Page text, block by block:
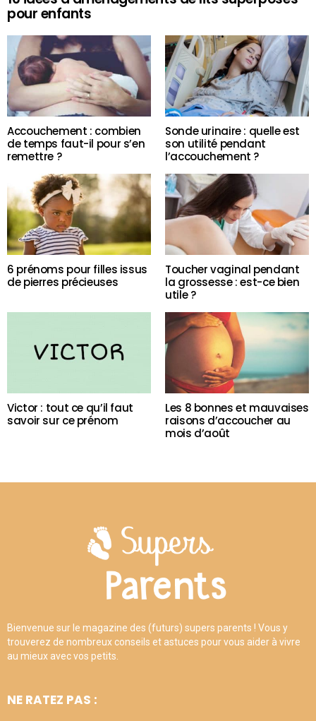
pour enfants
Accouchement : combien
de temps faut-il pour s’en
remettre ?
Sonde urinaire : quelle est
son utilité pendant
l’accouchement ?
6 prénoms pour filles issus
de pierres précieuses
Toucher vaginal pendant
la grossesse : est-ce bien
utile ?
Victor : tout ce qu’il faut
savoir sur ce prénom
Les 8 bonnes et mauvaises
raisons d’accoucher au
mois d’août
Bienvenue sur le magazine des (futurs) supers parents ! Vous y
trouverez de nombreux conseils et astuces pour vous aider à vivre
au mieux avec vos petits.
NE RATEZ PAS :